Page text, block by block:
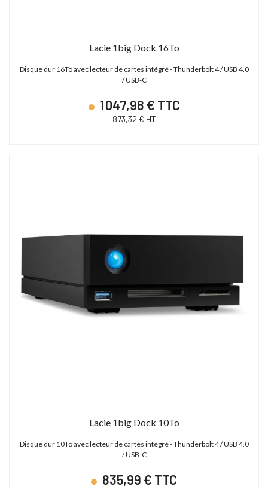
Lacie 1big Dock 16To
Disque dur 16To avec lecteur de cartes intégré - Thunderbolt 4 / USB 4.0
/ USB-C
1 047,98 € TTC
873,32 € HT
Lacie 1big Dock 10To
Disque dur 10To avec lecteur de cartes intégré - Thunderbolt 4 / USB 4.0
/ USB-C
835,99 € TTC